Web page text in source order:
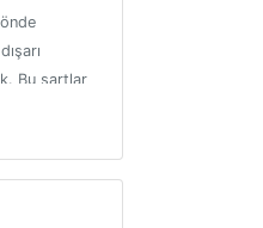
Bu şartlar